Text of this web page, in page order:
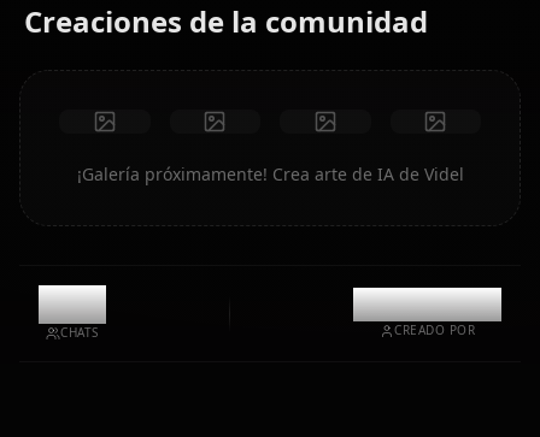
Creaciones de la comunidad
¡Galería próximamente! Crea arte de IA de Videl
12k
CHATS
@kinayymon
CREADO POR